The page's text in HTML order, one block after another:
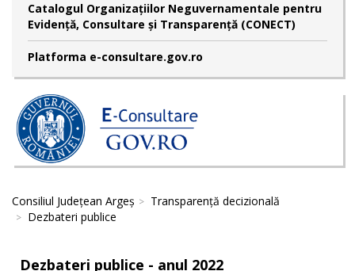
Catalogul Organizațiilor Neguvernamentale pentru
Evidență, Consultare și Transparență (CONECT)
Platforma e-consultare.gov.ro
Consiliul Județean Argeș
Transparență decizională
Dezbateri publice
Dezbateri publice - anul 2022